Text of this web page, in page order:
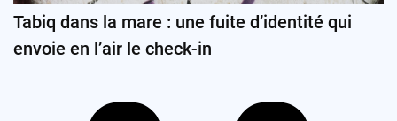
Tabiq dans la mare : une fuite d’identité qui
envoie en l’air le check-in